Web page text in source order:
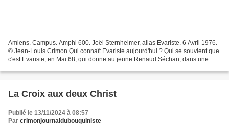
Amiens. Campus. Amphi 600. Joël Sternheimer, alias Evariste. 6 Avril 1976.
© Jean-Louis Crimon Qui connaît Evariste aujourd'hui ? Qui se souvient que
c'est Evariste, en Mai 68, qui donne au jeune Renaud Séchan, dans une
La Croix aux deux Christ
Publié le 13/11/2024 à 08:57
Par crimonjournaldubouquiniste